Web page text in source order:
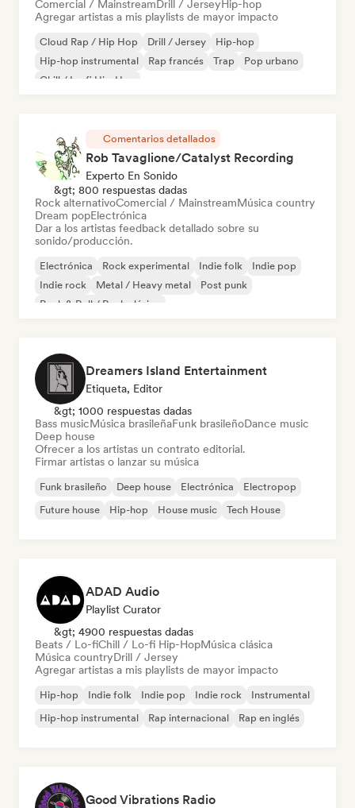
Comercial / MainstreamDrill / JerseyHip-hop
Agregar artistas a mis playlists de mayor impacto
Cloud Rap / Hip Hop Drill / Jersey
Hip-hop
Hip-hop instrumental
Rap francés Trap
Pop urbano
Chill / Lo-fi Hip-Hop
Comentarios detallados
Rob Tavaglione/Catalyst Recording
Experto En Sonido
&gt; 800 respuestas dadas
Rock alternativoComercial / MainstreamMúsica country
Dream popElectrónica
Dar a los artistas feedback detallado sobre su
sonido/producción.
Electrónica Rock experimental Indie folk
Indie pop
Indie rock
Metal / Heavy metal
Post punk
Rock & Roll / Rock clásico
Dreamers Island Entertainment
Etiqueta, Editor
&gt; 1000 respuestas dadas
Bass musicMúsica brasileñaFunk brasileñoDance music
Deep house
Ofrecer a los artistas un contrato editorial.
Firmar artistas o lanzar su música
Funk brasileño Deep house Electrónica
Electropop
Future house
Hip-hop House music Tech House
ADAD Audio
Playlist Curator
&gt; 4900 respuestas dadas
Beats / Lo-fiChill / Lo-fi Hip-HopMúsica clásica
Música countryDrill / Jersey
Agregar artistas a mis playlists de mayor impacto
Hip-hop Indie folk Indie pop Indie rock
Instrumental
Hip-hop instrumental
Rap internacional Rap en inglés
Good Vibrations Radio